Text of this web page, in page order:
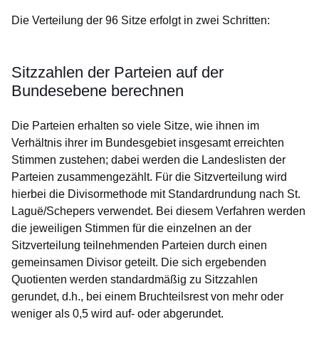
Die Verteilung der 96 Sitze erfolgt in zwei Schritten:
Sitzzahlen der Parteien auf der
Bundesebene berechnen
Die Parteien erhalten so viele Sitze, wie ihnen im
Verhältnis ihrer im Bundesgebiet insgesamt erreichten
Stimmen zustehen; dabei werden die Landeslisten der
Parteien zusammengezählt. Für die Sitzverteilung wird
hierbei die Divisormethode mit Standardrundung nach St.
Laguë/Schepers verwendet. Bei diesem Verfahren werden
die jeweiligen Stimmen für die einzelnen an der
Sitzverteilung teilnehmenden Parteien durch einen
gemeinsamen Divisor geteilt. Die sich ergebenden
Quotienten werden standardmäßig zu Sitzzahlen
gerundet, d.h., bei einem Bruchteilsrest von mehr oder
weniger als 0,5 wird auf- oder abgerundet.